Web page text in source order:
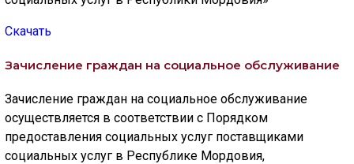
Настройки по умолчанию
Скачать
Зачисление граждан на социальное обслуживание
Зачисление граждан на социальное обслуживание
осуществляется в соответствии с Порядком
предоставления социальных услуг поставщиками
социальных услуг в Республике Мордовия,